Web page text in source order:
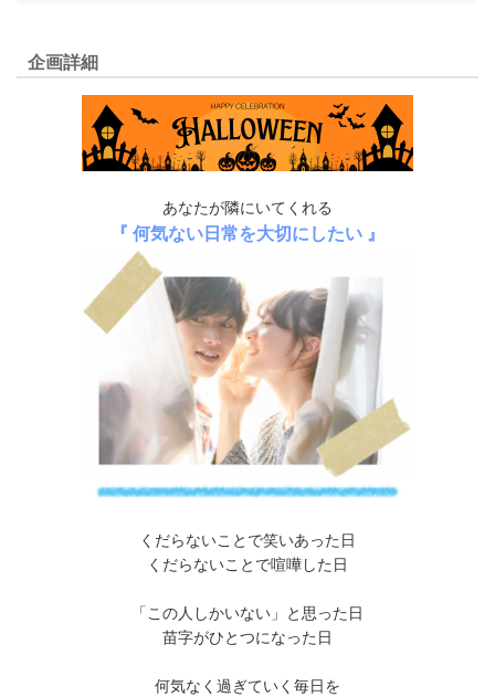
企画詳細
あなたが隣にいてくれる
『 何気ない日常を大切にしたい 』
くだらないことで笑いあった日
くだらないことで喧嘩した日
「この人しかいない」と思った日
苗字がひとつになった日
何気なく過ぎていく毎日を